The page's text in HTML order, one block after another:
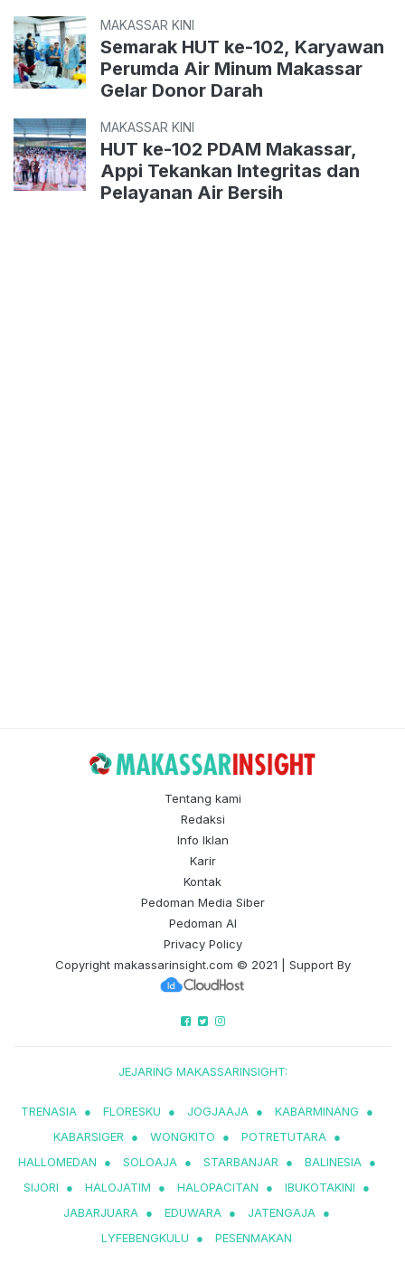
MAKASSAR KINI
Semarak HUT ke-102, Karyawan
Perumda Air Minum Makassar
Gelar Donor Darah
MAKASSAR KINI
HUT ke-102 PDAM Makassar,
Appi Tekankan Integritas dan
Pelayanan Air Bersih
Tentang kami
Redaksi
Info Iklan
Karir
Kontak
Pedoman Media Siber
Pedoman AI
Privacy Policy
Copyright makassarinsight.com © 2021 | Support By
JEJARING MAKASSARINSIGHT:
TRENASIA ● FLORESKU ● JOGJAAJA ● KABARMINANG
●
KABARSIGER
● WONGKITO ● POTRETUTARA ●
HALLOMEDAN
● SOLOAJA ● STARBANJAR ● BALINESIA ●
SIJORI
● HALOJATIM ● HALOPACITAN ● IBUKOTAKINI
●
JABARJUARA ● EDUWARA ● JATENGAJA ●
LYFEBENGKULU
● PESENMAKAN